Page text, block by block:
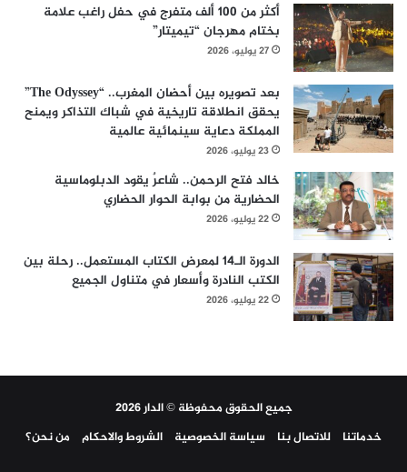
أكثر من 100 ألف متفرج في حفل راغب علامة
بختام مهرجان “تيميتار”
27 يوليو، 2026
بعد تصويره بين أحضان المغرب.. “The Odyssey”
يحقق انطلاقة تاريخية في شباك التذاكر ويمنح
المملكة دعاية سينمائية عالمية
23 يوليو، 2026
خالد فتح الرحمن.. شاعرٌ يقود الدبلوماسية
الحضارية من بوابة الحوار الحضاري
22 يوليو، 2026
الدورة الـ14 لمعرض الكتاب المستعمل.. رحلة بين
الكتب النادرة وأسعار في متناول الجميع
22 يوليو، 2026
جميع الحقوق محفوظة © الدار 2026
خدماتنا
للاتصال بنا سياسة الخصوصية الشروط والاحكام من نحن؟